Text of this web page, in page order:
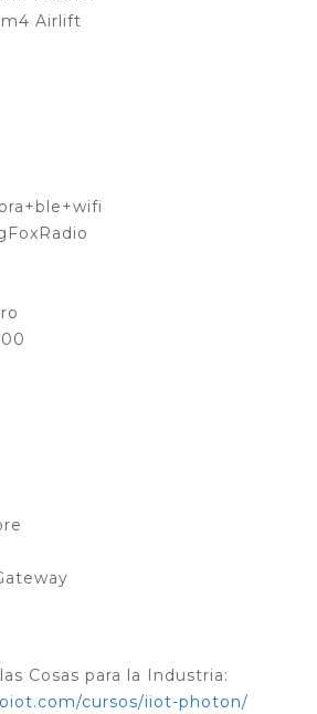
Airlift
Cosas para la Industria:
cursos/iiot-photon/